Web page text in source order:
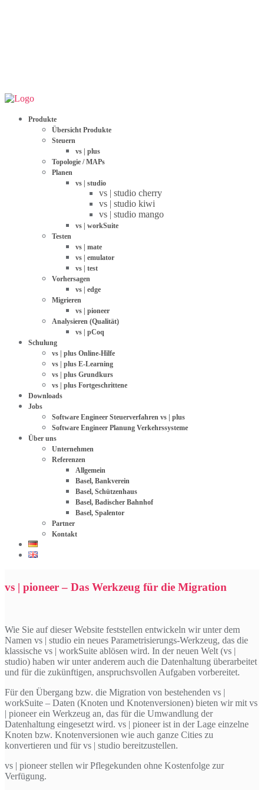
Produkte
Übersicht Produkte
Steuern
vs | plus
Topologie / MAPs
Planen
vs | studio
vs | studio cherry
vs | studio kiwi
vs | studio mango
vs | workSuite
Testen
vs | mate
vs | emulator
vs | test
Vorhersagen
vs | edge
Migrieren
vs | pioneer
Analysieren (Qualität)
vs | pCoq
Schulung
vs | plus Online-Hilfe
vs | plus E-Learning
vs | plus Grundkurs
vs | plus Fortgeschrittene
Downloads
Jobs
Software Engineer Steuerverfahren vs | plus
Software Engineer Planung Verkehrssysteme
Über uns
Unternehmen
Referenzen
Allgemein
Basel, Bankverein
Basel, Schützenhaus
Basel, Badischer Bahnhof
Basel, Spalentor
Partner
Kontakt
vs | pioneer – Das Werkzeug für die Migration
Wie Sie auf dieser Website feststellen entwickeln wir unter dem
Namen vs | studio ein neues Parametrisierungs-Werkzeug, das die
klassische vs | workSuite ablösen wird. In der neuen Welt (vs |
studio) haben wir unter anderem auch die Datenhaltung überarbeitet
und für die zukünftigen, anspruchsvollen Aufgaben vorbereitet.
Für den Übergang bzw. die Migration von bestehenden vs |
workSuite – Daten (Knoten und Knotenversionen) bieten wir mit vs
| pioneer ein Werkzeug an, das für die Umwandlung der
Datenhaltung eingesetzt wird. vs | pioneer ist in der Lage einzelne
Knoten bzw. Knotenversionen wie auch ganze Cities zu
konvertieren und für vs | studio bereitzustellen.
vs | pioneer stellen wir Pflegekunden ohne Kostenfolge zur
Verfügung.